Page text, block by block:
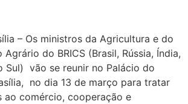
– Os ministros da Agricultura e do
do BRICS (Brasil, Rússia, Índia,
Sul) vão se reunir no Palácio do
no dia 13 de março para tratar
ao comércio, cooperação e